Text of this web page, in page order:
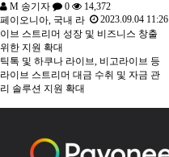
M 송기자 0
14,372
2023.09.04 11:26
페이오니아, 국내 라
이브 스트리머 성장 및 비즈니스 창출
위한 지원 확대
틱톡 및 하쿠나 라이브, 비고라이브 등
라이브 스트리머 대금 수취 및 자금 관
리 솔루션 지원 확대